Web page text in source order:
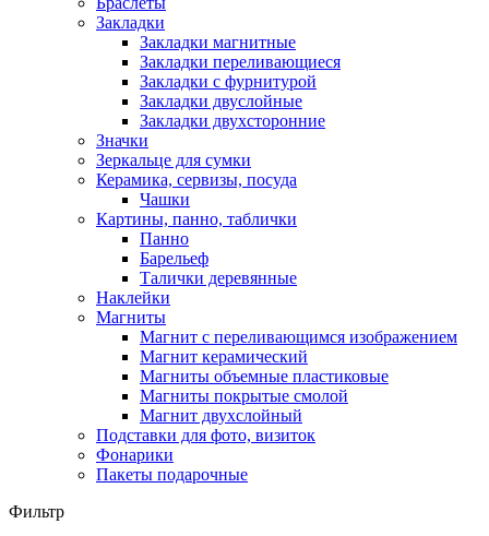
Закладки
Закладки магнитные
Закладки переливающиеся
Закладки с фурнитурой
Закладки двуслойные
Закладки двухсторонние
Значки
Зеркальце для сумки
Керамика, сервизы, посуда
Чашки
Картины, панно, таблички
Панно
Барельеф
Талички деревянные
Наклейки
Магниты
Магнит с переливающимся изображением
Магнит керамический
Магниты объемные пластиковые
Магниты покрытые смолой
Магнит двухслойный
Подставки для фото, визиток
Фонарики
Пакеты подарочные
Фильтр